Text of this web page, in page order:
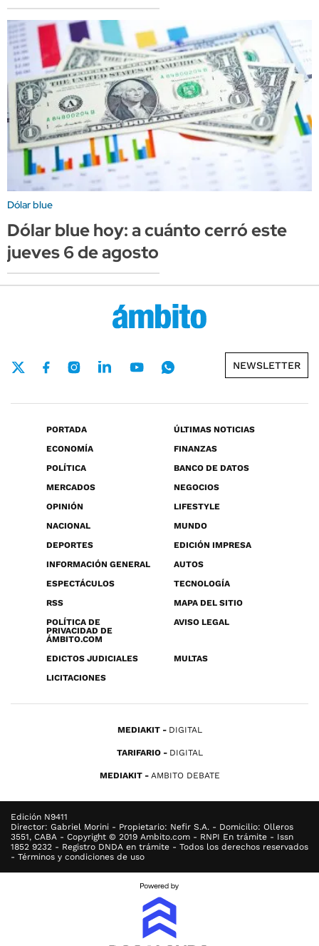
Dólar blue
Dólar blue hoy: a cuánto cerró este
jueves 6 de agosto
NEWSLETTER
PORTADA
ÚLTIMAS NOTICIAS
ECONOMÍA
FINANZAS
POLÍTICA
BANCO DE DATOS
MERCADOS
NEGOCIOS
OPINIÓN
LIFESTYLE
NACIONAL
MUNDO
DEPORTES
EDICIÓN IMPRESA
INFORMACIÓN GENERAL
AUTOS
ESPECTÁCULOS
TECNOLOGÍA
RSS
MAPA DEL SITIO
POLÍTICA DE
PRIVACIDAD DE
ÁMBITO.COM
AVISO LEGAL
EDICTOS JUDICIALES
MULTAS
LICITACIONES
MEDIAKIT DIGITAL
TARIFARIO DIGITAL
MEDIAKIT AMBITO DEBATE
Edición N9411
Director: Gabriel Morini - Propietario: Nefir S.A. - Domicilio: Olleros
3551, CABA - Copyright © 2019 Ambito.com - RNPI En trámite - Issn
1852 9232 - Registro DNDA en trámite - Todos los derechos reservados
- Términos y condiciones de uso